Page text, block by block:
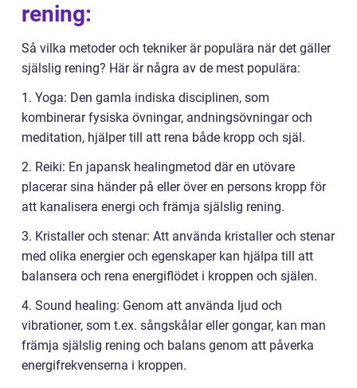
rening:
Så vilka metoder och tekniker är populära när det gäller
själslig rening? Här är några av de mest populära:
1. Yoga: Den gamla indiska disciplinen, som
kombinerar fysiska övningar, andningsövningar och
meditation, hjälper till att rena både kropp och själ.
2. Reiki: En japansk healingmetod där en utövare
placerar sina händer på eller över en persons kropp för
att kanalisera energi och främja själslig rening.
3. Kristaller och stenar: Att använda kristaller och stenar
med olika energier och egenskaper kan hjälpa till att
balansera och rena energiflödet i kroppen och själen.
4. Sound healing: Genom att använda ljud och
vibrationer, som t.ex. sångskålar eller gongar, kan man
främja själslig rening och balans genom att påverka
energifrekvenserna i kroppen.